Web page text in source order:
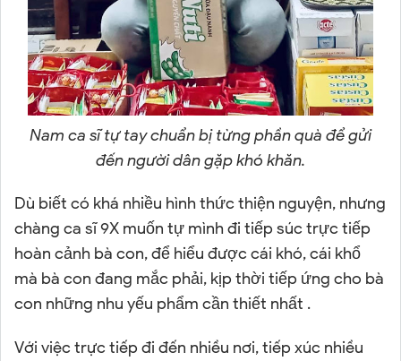
Nam ca sĩ tự tay chuẩn bị từng phần quà để gửi
đến người dân gặp khó khăn.
Dù biết có khá nhiều hình thức thiện nguyện, nhưng
chàng ca sĩ 9X muốn tự mình đi tiếp súc trực tiếp
hoàn cảnh bà con, để hiểu được cái khó, cái khổ
mà bà con đang mắc phải, kịp thời tiếp ứng cho bà
con những nhu yếu phẩm cần thiết nhất .
Với việc trực tiếp đi đến nhiều nơi, tiếp xúc nhiều